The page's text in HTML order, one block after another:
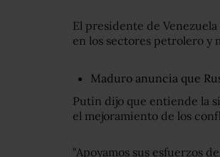
El presidente de
en los sectores petrolero y
Maduro anuncia que
Putin dijo que entiende la
el mejoramiento de los
"Apoyamos sus esfuerzos